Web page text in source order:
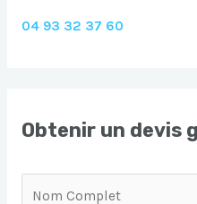
04 93 32 37 60
Obtenir un devis